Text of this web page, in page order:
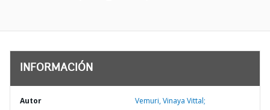
INFORMACIÓN
Autor Vemuri, Vinaya Vittal;